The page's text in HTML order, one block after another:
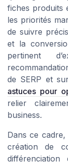
fiches produits
les priorités
de suivre
et la
pertinent
de SERP et
astuces pour
relier
business.
Dans ce
création de